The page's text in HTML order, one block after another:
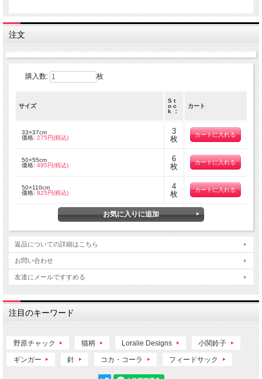
在庫状況によっては50 x 110cm単位でカットされた商品でのお届けとなりま
す。
数量 １ ＝ 50 cm ( 50 x 110 cm )
数量 ３ ＝ 1.5 m ( 150 x 110 cm )
注文
購入数: 枚
サイズ
S t
o c
k ：
カート
33×37cm
価格: 275円(税込)
3
枚
50×55cm
価格: 495円(税込)
6
枚
50×110cm
価格: 825円(税込)
4
枚
返品についての詳細はこちら
お問い合わせ
友達にメールですすめる
注目のキーワード
野原チャック 猫柄 Loralie Designs 小関鈴子
ギンガー 針 コカ・コーラ フィードサック